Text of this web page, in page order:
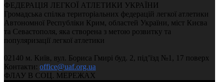
ФЕДЕРАЦІЯ ЛЕГКОЇ АТЛЕТИКИ УКРАЇНИ
Громадська спілка територіальних федерацій легкої атлетики
Автономної Республіки Крим, областей України, міст Києва
та Севастополя, яка створена з метою розвитку та
популяризації легкої атлетики
02140 м. Київ, вул. Бориса Гмирі буд. 2, під’їзд №1, 17 поверх
Контакти: office@uaf.org.ua
ФЛАУ В СОЦ. МЕРЕЖАХ